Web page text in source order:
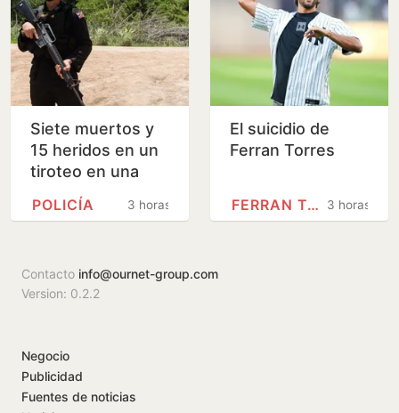
Siete muertos y
15 heridos en un
tiroteo en una
escuela de
Tailandia
3 horas
POLICÍA
El suicidio de
Ferran Torres
3 horas
FERRAN TORRES
Contacto info@ournet-group.com
Version: 0.2.2
Negocio
Publicidad
Fuentes de noticias